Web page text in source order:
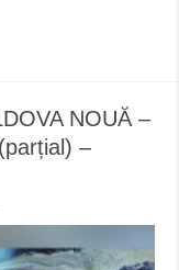
NOUĂ –
–